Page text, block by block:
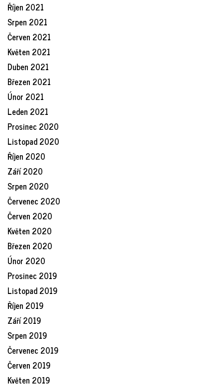
Říjen 2021
Srpen 2021
Červen 2021
Květen 2021
Duben 2021
Březen 2021
Únor 2021
Leden 2021
Prosinec 2020
Listopad 2020
Říjen 2020
Září 2020
Srpen 2020
Červenec 2020
Červen 2020
Květen 2020
Březen 2020
Únor 2020
Prosinec 2019
Listopad 2019
Říjen 2019
Září 2019
Srpen 2019
Červenec 2019
Červen 2019
Květen 2019